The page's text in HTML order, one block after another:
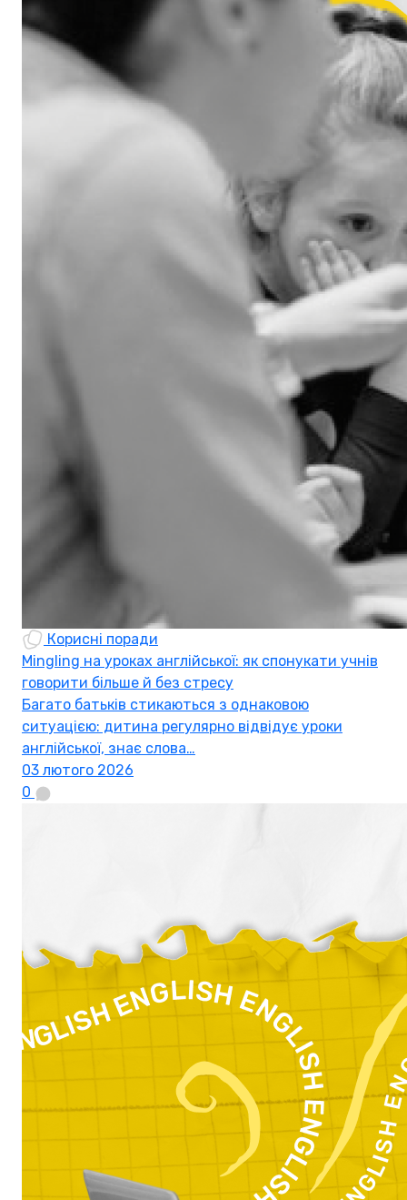
Корисні поради
Mingling на уроках англійської: як спонукати учнів
говорити більше й без стресу
Багато батьків стикаються з однаковою
ситуацією: дитина регулярно відвідує уроки
англійської, знає слова…
03 лютого 2026
0